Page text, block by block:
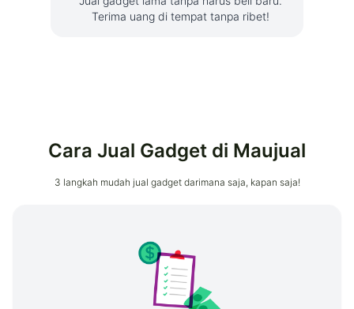
Terima uang di tempat tanpa ribet!
Cara Jual Gadget di Maujual
3 langkah mudah jual gadget darimana saja, kapan saja!